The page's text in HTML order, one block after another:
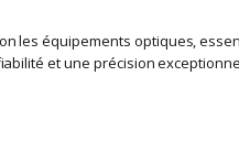
les équipements optiques,
et une précision